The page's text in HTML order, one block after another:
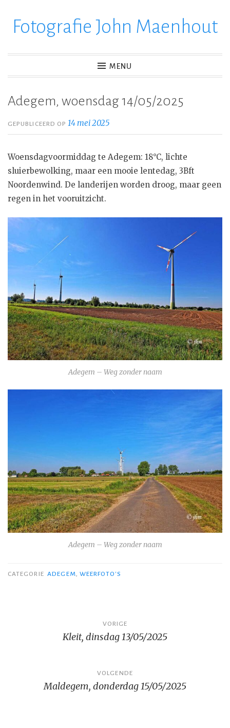
verderFotografie John Maenhout
MENU
Adegem, woensdag 14/05/2025
GEPUBLICEERD OP14 mei 2025
Woensdagvoormiddag te Adegem: 18°C, lichte
sluierbewolking, maar een mooie lentedag, 3Bft
Noordenwind. De landerijen worden droog, maar geen
regen in het vooruitzicht.
Adegem – Weg zonder naam
Adegem – Weg zonder naam
CATEGORIE ADEGEM, WEERFOTO'S
navigatie
VORIGE
Kleit, dinsdag 13/05/2025
VOLGENDE
Maldegem, donderdag 15/05/2025